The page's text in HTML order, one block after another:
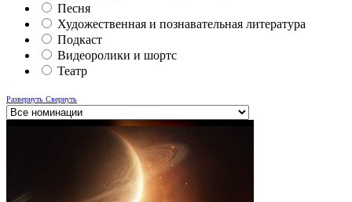
Песня
Художественная и познавательная литература
Подкаст
Видеоролики и шортс
Театр
Развернуть Свернуть